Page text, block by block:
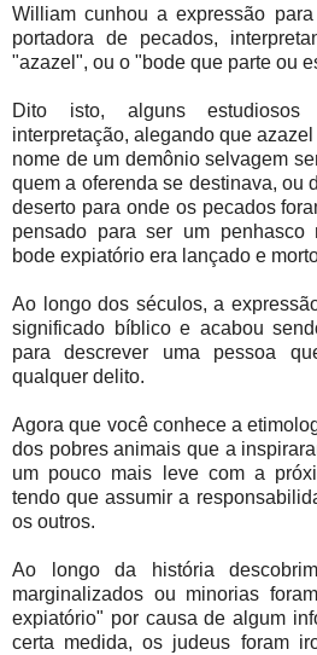
William cunhou a expressão
portadora de pecados,
"azazel", ou o "bode que parte ou
Dito isto, alguns estudiosos
interpretação, alegando que
nome de um demônio selvagem
quem a oferenda se destinava, ou
deserto para onde os pecados
pensado para ser um penhasco
bode expiatório era lançado e
Ao longo dos séculos, a
significado bíblico e acabou
para descrever uma pessoa
qualquer delito.
Agora que você conhece a
dos pobres animais que a
um pouco mais leve com a
tendo que assumir a
os outros.
Ao longo da história
marginalizados ou minorias
expiatório" por causa de algum
certa medida, os judeus foram